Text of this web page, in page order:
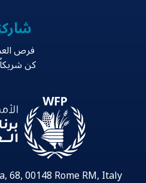
فرص
كن شريكاً
68, 00148 Rome RM, Italy